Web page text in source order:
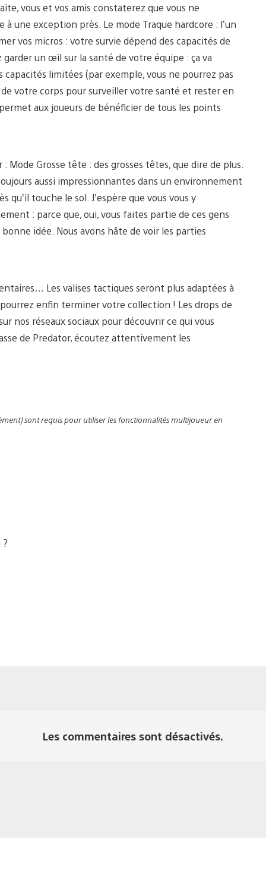
vous et vos amis constaterez que vous ne
à une exception près. Le mode Traque hardcore : l’un
vos micros : votre survie dépend des capacités de
un œil sur la santé de votre équipe : ça va
limitées (par exemple, vous ne pourrez pas
votre corps pour surveiller votre santé et rester en
aux joueurs de bénéficier de tous les points
Mode Grosse tête : des grosses têtes, que dire de plus.
aussi impressionnantes dans un environnement
touche le sol. J’espère que vous vous y
: parce que, oui, vous faites partie de ces gens
idée. Nous avons hâte de voir les parties
Les valises tactiques seront plus adaptées à
enfin terminer votre collection ! Les drops de
nos réseaux sociaux pour découvrir ce qui vous
de Predator, écoutez attentivement les
sont requis pour utiliser les fonctionnalités multijoueur en
?
Les commentaires sont désactivés.